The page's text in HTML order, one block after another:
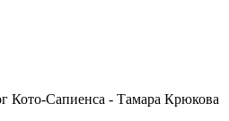
Кото-Сапиенса - Тамара Крюкова